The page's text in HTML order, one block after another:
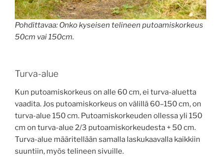
Pohdittavaa: Onko kyseisen telineen putoamiskorkeus
50cm vai 150cm.
Turva-alue
Kun putoamiskorkeus on alle 60 cm, ei turva-aluetta
vaadita. Jos putoamiskorkeus on välillä 60–150 cm, on
turva-alue 150 cm. Putoamiskorkeuden ollessa yli 150
cm on turva-alue 2/3 putoamiskorkeudesta + 50 cm.
Turva-alue määritellään samalla laskukaavalla kaikkiin
suuntiin, myös telineen sivuille.